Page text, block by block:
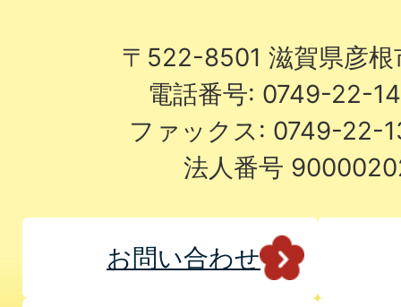
〒522-8501 滋賀県彦
電話番号: 0749-22-
ファックス: 0749-22-
法人番号
お問い合わせ